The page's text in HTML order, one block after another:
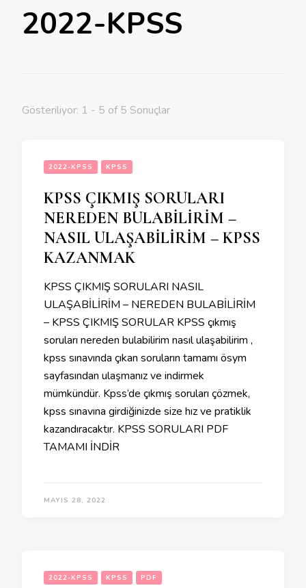
2022-KPSS
Gösteriliyor: 1 - 5 of 5 Sonuçlar
2022-KPSS KPSS
KPSS ÇIKMIŞ SORULARI
NEREDEN BULABİLİRİM –
NASIL ULAŞABİLİRİM – KPSS
KAZANMAK
KPSS ÇIKMIŞ SORULARI NASIL
ULAŞABİLİRİM – NEREDEN BULABİLİRİM
– KPSS ÇIKMIŞ SORULAR KPSS çıkmış
soruları nereden bulabilirim nasıl ulaşabilirim ,
kpss sınavında çıkan soruların tamamı ösym
sayfasından ulaşmanız ve indirmek
mümkündür. Kpss’de çıkmış soruları çözmek,
kpss sınavına girdiğinizde size hız ve pratiklik
kazandıracaktır. KPSS SORULARI PDF
TAMAMI İNDİR
MAYIS 28, 2022
2022-KPSS KPSS PDF